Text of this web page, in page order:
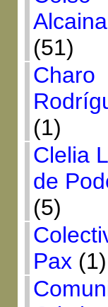
Alcaina
(51)
Charo
(1)
Clelia
de
(5)
Pax (1)